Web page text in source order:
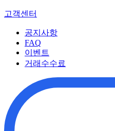
고객센터
공지사항
FAQ
이벤트
거래수수료